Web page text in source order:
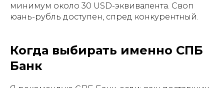
минимум около 30 USD-эквивалента. Своп
юань-рубль доступен, спред конкурентный.
Когда выбирать именно СПБ
Банк